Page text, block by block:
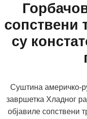
сопствени
су
Суштина америчко-
завршетка Хладног
објавиле сопствени